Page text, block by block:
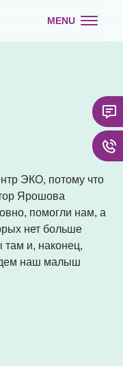
MENU
ЭКО, потому что
Ярошова
помогли нам, а
нет больше
и, наконец,
наш малыш